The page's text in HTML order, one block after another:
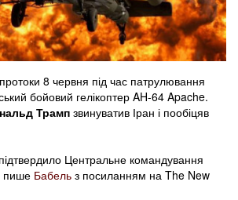
8 червня під час патрулювання
бойовий гелікоптер AH-64 Apache.
Трамп звинуватив Іран і пообіцяв
Центральне командування
пише Бабель з посиланням на The New